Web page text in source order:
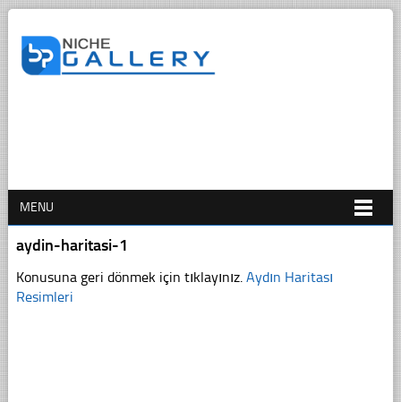
MENU
aydin-haritasi-1
Konusuna geri dönmek için tıklayınız. Aydın Haritası
Resimleri